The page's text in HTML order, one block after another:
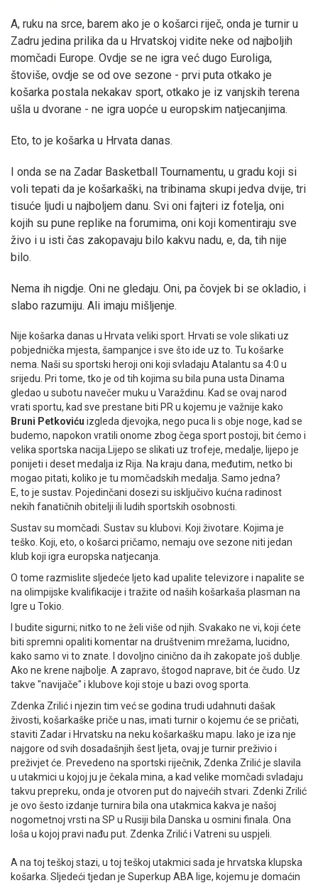
A, ruku na srce, barem ako je o košarci riječ, onda je turnir u
Zadru jedina prilika da u Hrvatskoj vidite neke od najboljih
momčadi Europe. Ovdje se ne igra već dugo Euroliga,
štoviše, ovdje se od ove sezone - prvi puta otkako je
košarka postala nekakav sport, otkako je iz vanjskih terena
ušla u dvorane - ne igra uopće u europskim natjecanjima.
Eto, to je košarka u Hrvata danas.
I onda se na Zadar Basketball Tournamentu, u gradu koji si
voli tepati da je košarkaški, na tribinama skupi jedva dvije, tri
tisuće ljudi u najboljem danu. Svi oni fajteri iz fotelja, oni
kojih su pune replike na forumima, oni koji komentiraju sve
živo i u isti čas zakopavaju bilo kakvu nadu, e, da, tih nije
bilo.
Nema ih nigdje. Oni ne gledaju. Oni, pa čovjek bi se okladio, i
slabo razumiju. Ali imaju mišljenje.
Nije košarka danas u Hrvata veliki sport. Hrvati se vole slikati uz
pobjednička mjesta, šampanjce i sve što ide uz to. Tu košarke
nema. Naši su sportski heroji oni koji svladaju Atalantu sa 4:0 u
srijedu. Pri tome, tko je od tih kojima su bila puna usta Dinama
gledao u subotu navečer muku u Varaždinu. Kad se ovaj narod
vrati sportu, kad sve prestane biti PR u kojemu je važnije kako
Bruni Petkoviću izgleda djevojka, nego puca li s obje noge, kad se
budemo, napokon vratili onome zbog čega sport postoji, bit ćemo i
velika sportska nacija.Lijepo se slikati uz trofeje, medalje, lijepo je
ponijeti i deset medalja iz Rija. Na kraju dana, međutim, netko bi
mogao pitati, koliko je tu momčadskih medalja. Samo jedna?
E, to je sustav. Pojedinčani dosezi su isključivo kućna radinost
nekih fanatičnih obitelji ili ludih sportskih osobnosti.
Sustav su momčadi. Sustav su klubovi. Koji životare. Kojima je
teško. Koji, eto, o košarci pričamo, nemaju ove sezone niti jedan
klub koji igra europska natjecanja.
O tome razmislite sljedeće ljeto kad upalite televizore i napalite se
na olimpijske kvalifikacije i tražite od naših košarkaša plasman na
Igre u Tokio.
I budite sigurni; nitko to ne želi više od njih. Svakako ne vi, koji ćete
biti spremni opaliti komentar na društvenim mrežama, lucidno,
kako samo vi to znate. I dovoljno cinično da ih zakopate još dublje.
Ako ne krene najbolje. A zapravo, štogod naprave, bit će čudo. Uz
takve "navijače" i klubove koji stoje u bazi ovog sporta.
Zdenka Zrilić i njezin tim već se godina trudi udahnuti dašak
živosti, košarkaške priče u nas, imati turnir o kojemu će se pričati,
staviti Zadar i Hrvatsku na neku košarkašku mapu. Iako je iza nje
najgore od svih dosadašnjih šest ljeta, ovaj je turnir preživio i
preživjet će. Prevedeno na sportski riječnik, Zdenka Zrilić je slavila
u utakmici u kojoj ju je čekala mina, a kad velike momčadi svladaju
takvu prepreku, onda je otvoren put do najvećih stvari. Zdenki Zrilić
je ovo šesto izdanje turnira bila ona utakmica kakva je našoj
nogometnoj vrsti na SP u Rusiji bila Danska u osmini finala. Ona
loša u kojoj pravi nađu put. Zdenka Zrilić i Vatreni su uspjeli.
A na toj teškoj stazi, u toj teškoj utakmici sada je hrvatska klupska
košarka. Sljedeći tjedan je Superkup ABA lige, kojemu je domaćin